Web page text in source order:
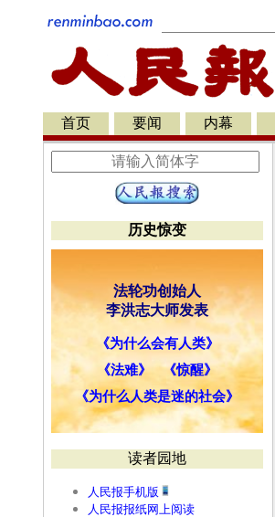
首页 要闻 内幕
历史惊变
法轮功创始人
李洪志大师发表
《为什么会有人类》
《法难》
《惊醒》
《为什么人类是迷的社会》
读者园地
人民报手机版
人民报报纸网上阅读